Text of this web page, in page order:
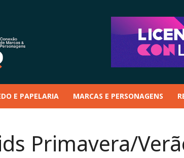
E PAPELARIA MARCAS E PERSONAGENS
Primavera/